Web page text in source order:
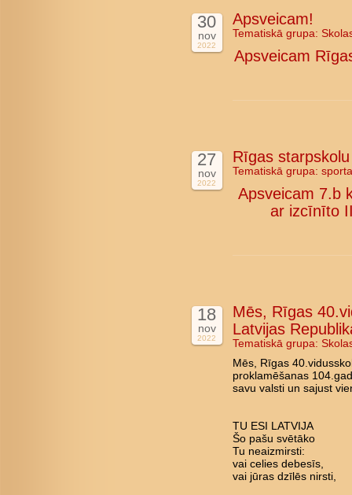
30
nov
2022
Apsveicam!
Tematiskā grupa:
Apsveicam
27
nov
2022
Rīgas
Tematiskā grupa:
Apsveicam 7.b
ar izcīnīto
18
nov
2022
Mēs, Rīgas
Latvijas
Tematiskā grupa:
Mēs, Rīgas
proklamēšanas
savu valsti un sajust
TU ESI LATVIJA
Šo pašu svētāko
Tu neaizmirsti:
vai celies debesīs,
vai jūras dzīlēs nirsti,